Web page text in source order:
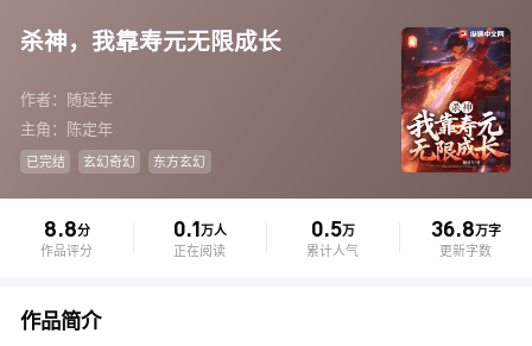
杀神，我靠寿元无限成长
作者：随延年
主角：陈定年
已完结 玄幻奇幻 东方玄幻
8.8分
作品评分
0.1万人
正在阅读
0.5万
累计人气
36.8万字
更新字数
作品简介